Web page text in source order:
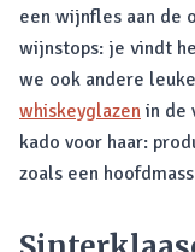
een wijnfles aan de
wijnstops: je vindt
we ook andere
whiskeyglazen in de
kado voor haar:
zoals een